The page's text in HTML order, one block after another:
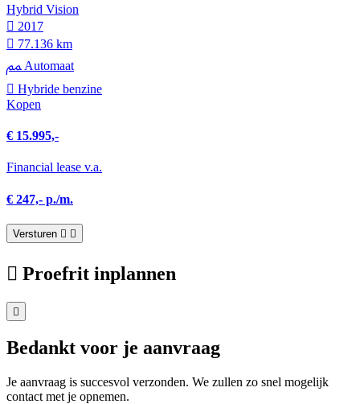
Hybrid Vision
2017
77.136 km
Automaat
Hybride benzine
Kopen
€ 15.995,-
Financial lease v.a.
€ 247,- p./m.
Versturen
Proefrit inplannen
Bedankt voor je aanvraag
Je aanvraag is succesvol verzonden. We zullen zo snel mogelijk
contact met je opnemen.